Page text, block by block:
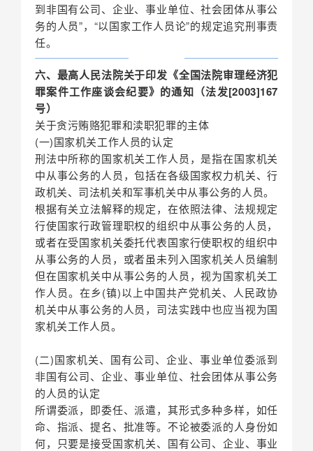
到非国有公司、企业、事业单位、社会团体从事公
务的人员”，“以国家工作人员论”的规定追究刑事责
任。
六、最高人民法院关于印发《全国法院审理经济犯
罪案件工作座谈会纪要》的通知（法发[2003]167
号）
关于贪污贿赂犯罪和渎职犯罪的主体
(一)国家机关工作人员的认定
刑法中所称的国家机关工作人员，是指在国家机关
中从事公务的人员，包括在各级国家权力机关、行
政机关、司法机关和军事机关中从事公务的人员。
根据有关立法解释的规定，在依照法律、法规规定
行使国家行政管理职权的组织中从事公务的人员，
或者在受国家机关委托代表国家行使职权的组织中
从事公务的人员，或者虽未列入国家机关人员编制
但在国家机关中从事公务的人员，视为国家机关工
作人员。在乡(镇)以上中国共产党机关、人民政协
机关中从事公务的人员，司法实践中也应当视为国
家机关工作人员。
(二)国家机关、国有公司、企业、事业单位委派到
非国有公司、企业、事业单位、社会团体从事公务
的人员的认定
所谓委派，即委任、派遣，其形式多种多样，如任
命、指派、提名、批准等。不论被委派的人身份如
何，只要是接受国家机关、国有公司、企业、事业